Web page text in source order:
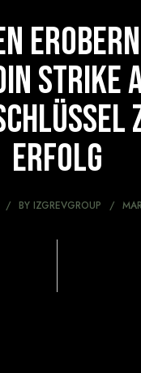
Strike
Erfolg
BY IZGREVGROUP